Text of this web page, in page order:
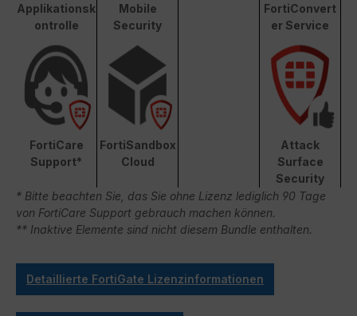
Applikationsk
ontrolle
Mobile
Security
FortiConvert
er Service
FortiCare
Support*
FortiSandbox
Cloud
Attack
Surface
Security
* Bitte beachten Sie, das Sie ohne Lizenz lediglich 90 Tage
von FortiCare Support gebrauch machen können.
** Inaktive Elemente sind nicht diesem Bundle enthalten.
Detaillierte FortiGate Lizenzinformationen